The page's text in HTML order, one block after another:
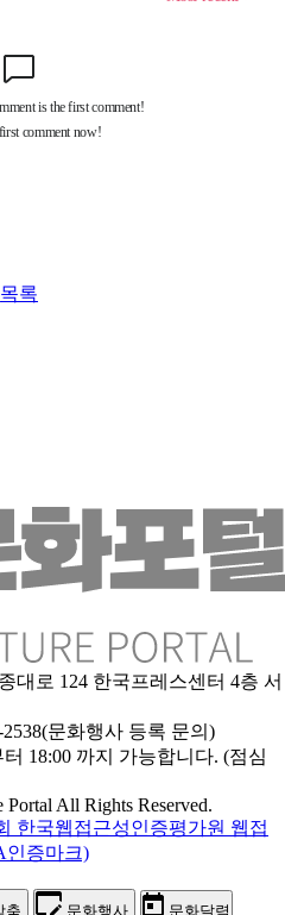
목록
대로 124 한국프레스센터 4층 서
문화행사 등록 문의)
18:00 까지 가능합니다. (점심
All Rights Reserved.
춤 문화행사 문화달력